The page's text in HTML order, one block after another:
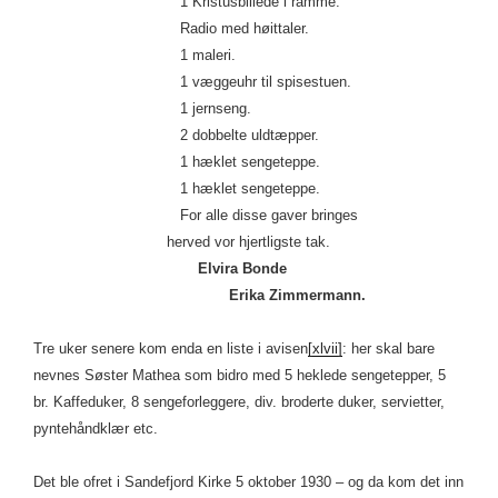
Radio med høittaler.
1 maleri.
1 væggeuhr til spisestuen.
1 jernseng.
2 dobbelte uldtæpper.
1 hæklet sengeteppe.
1 hæklet sengeteppe.
For alle disse gaver bringes
herved vor hjertligste tak.
Elvira Bonde
Erika Zimmermann.
Tre uker senere kom enda en liste i avisen[xlvii] : her skal bare
nevnes Søster Mathea som bidro med 5 heklede sengetepper, 5
br. Kaffeduker, 8 sengeforleggere, div. broderte duker, servietter,
pyntehåndklær etc.
Det ble ofret i Sandefjord Kirke 5 oktober 1930 – og da kom det inn